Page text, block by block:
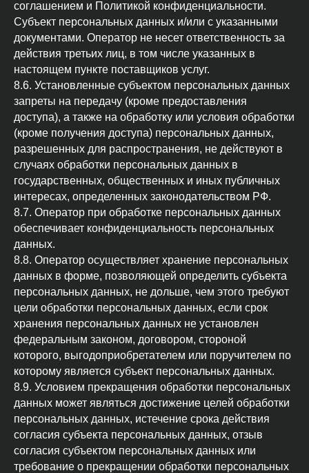
соглашением и Политикой конфиденциальности.
Субъект персональных данных и/или с указанными
документами. Оператор не несет ответственность за
действия третьих лиц, в том числе указанных в
настоящем пункте поставщиков услуг.
8.6. Установленные субъектом персональных данных
запреты на передачу (кроме предоставления
доступа), а также на обработку или условия обработки
(кроме получения доступа) персональных данных,
разрешенных для распространения, не действуют в
случаях обработки персональных данных в
государственных, общественных и иных публичных
интересах, определенных законодательством РФ.
8.7. Оператор при обработке персональных данных
обеспечивает конфиденциальность персональных
данных.
8.8. Оператор осуществляет хранение персональных
данных в форме, позволяющей определить субъекта
персональных данных, не дольше, чем этого требуют
цели обработки персональных данных, если срок
хранения персональных данных не установлен
федеральным законом, договором, стороной
которого, выгодоприобретателем или поручителем по
которому является субъект персональных данных.
8.9. Условием прекращения обработки персональных
данных может являться достижение целей обработки
персональных данных, истечение срока действия
согласия субъекта персональных данных, отзыв
согласия субъектом персональных данных или
требование о прекращении обработки персональных